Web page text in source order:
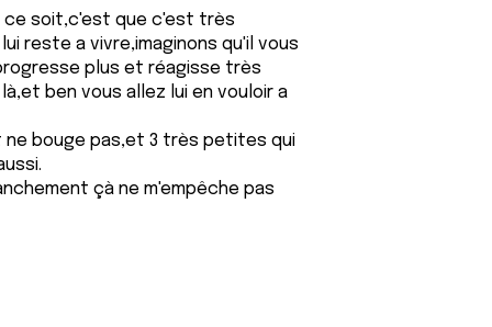
ce soit,c'est que c'est très
reste a vivre,imaginons qu'il vous
plus et réagisse très
ben vous allez lui en vouloir a
ne bouge pas,et 3 très petites qui
çà ne m'empêche pas